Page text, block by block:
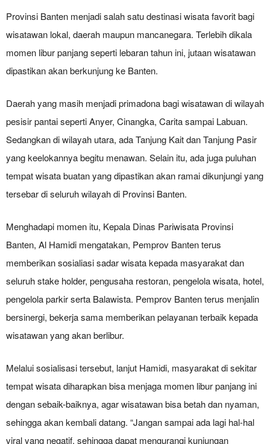
Provinsi Banten menjadi salah satu destinasi wisata favorit bagi
wisatawan lokal, daerah maupun mancanegara. Terlebih dikala
momen libur panjang seperti lebaran tahun ini, jutaan wisatawan
dipastikan akan berkunjung ke Banten.
Daerah yang masih menjadi primadona bagi wisatawan di wilayah
pesisir pantai seperti Anyer, Cinangka, Carita sampai Labuan.
Sedangkan di wilayah utara, ada Tanjung Kait dan Tanjung Pasir
yang keelokannya begitu menawan. Selain itu, ada juga puluhan
tempat wisata buatan yang dipastikan akan ramai dikunjungi yang
tersebar di seluruh wilayah di Provinsi Banten.
Menghadapi momen itu, Kepala Dinas Pariwisata Provinsi
Banten, Al Hamidi mengatakan, Pemprov Banten terus
memberikan sosialiasi sadar wisata kepada masyarakat dan
seluruh stake holder, pengusaha restoran, pengelola wisata, hotel,
pengelola parkir serta Balawista. Pemprov Banten terus menjalin
bersinergi, bekerja sama memberikan pelayanan terbaik kepada
wisatawan yang akan berlibur.
Melalui sosialisasi tersebut, lanjut Hamidi, masyarakat di sekitar
tempat wisata diharapkan bisa menjaga momen libur panjang ini
dengan sebaik-baiknya, agar wisatawan bisa betah dan nyaman,
sehingga akan kembali datang. “Jangan sampai ada lagi hal-hal
viral yang negatif, sehingga dapat mengurangi kunjungan